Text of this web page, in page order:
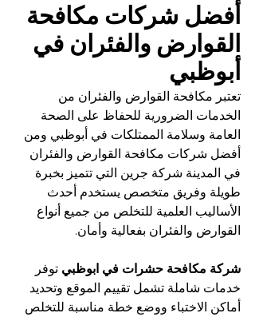
أفضل شركات مكافحة
القوارض والفئران في
أبوظبي
تعتبر مكافحة القوارض والفئران من
الخدمات الضرورية للحفاظ على الصحة
العامة وسلامة الممتلكات في أبوظبي ومن
أفضل شركات مكافحة القوارض والفئران
في المدينة شركة جرين التي تتميز بخبرة
طويلة وفريق متخصص يستخدم أحدث
الأساليب العلمية للتخلص من جميع أنواع
القوارض والفئران بفعالية وأمان.
شركة مكافحة حشرات في ابوظبي توفر
خدمات شاملة تشمل تقييم الموقع وتحديد
أماكن الاختباء ووضع خطة مناسبة للتخلص